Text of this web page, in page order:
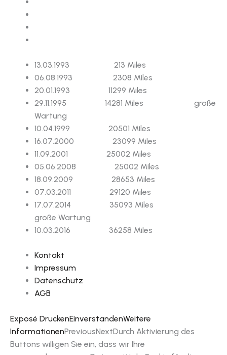
13.03.1993 213 Miles
06.08.1993 2308 Miles
20.01.1993 11299 Miles
29.11.1995 14281 Miles große
Wartung
10.04.1999 20501 Miles
16.07.2000 23099 Miles
11.09.2001 25002 Miles
05.06.2008 25002 Miles
18.09.2009 28653 Miles
07.03.2011 29120 Miles
17.07.2014 35093 Miles
große Wartung
10.03.2016 36258 Miles
Kontakt
Impressum
Datenschutz
AGB
Exposé DruckenEinverstandenWeitere
InformationenPreviousNextDurch Aktivierung des
Buttons willigen Sie ein, dass wir Ihre